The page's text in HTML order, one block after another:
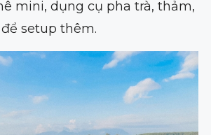
mini, dụng cụ pha trà, thảm,
setup thêm.